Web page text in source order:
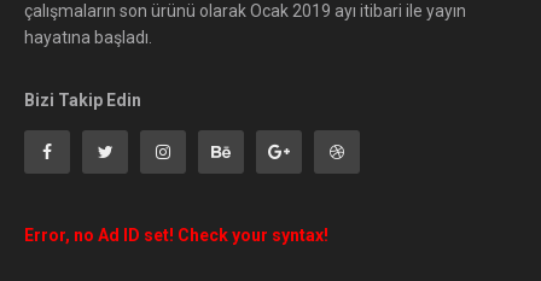
çalışmaların son ürünü olarak Ocak 2019 ayı itibari ile yayın
hayatına başladı.
Bizi Takip Edin
Error, no Ad ID set! Check your syntax!